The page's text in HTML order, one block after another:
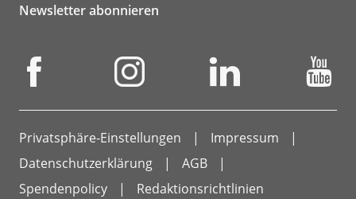
Newsletter abonnieren
Privatsphäre-Einstellungen
Impressum
Datenschutzerklärung
AGB
Spendenpolicy
Redaktionsrichtlinien